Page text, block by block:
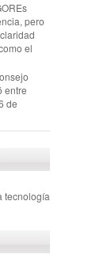
pero
el
entre
de
tecnología